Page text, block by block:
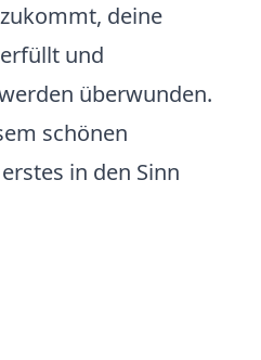
deine
und
überwunden.
schönen
in den Sinn